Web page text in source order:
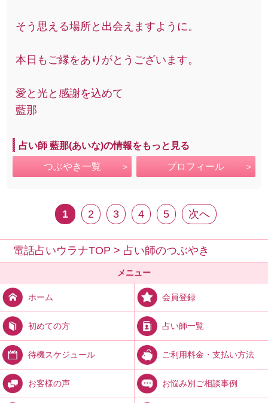
そう思える場所と出会えますように。
本日もご縁をありがとうございます。
愛と光と感謝を込めて
藍那
占い師 藍那(あいな)の情報をもっと見る
つぶやき一覧 プロフィール
1 2 3 4 5 次へ
電話占いウラナTOP > 占い師のつぶやき
メニュー
ホーム 会員登録
初めての方 占い師一覧
待機スケジュール ご利用料金・支払い方法
お客様の声 お悩み別ご相談事例